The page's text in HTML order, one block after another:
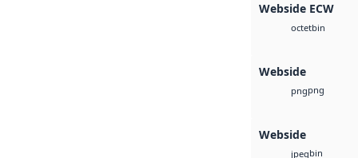
Webside ECW
octetbin
Webside
pngpng
Webside
jpegbin